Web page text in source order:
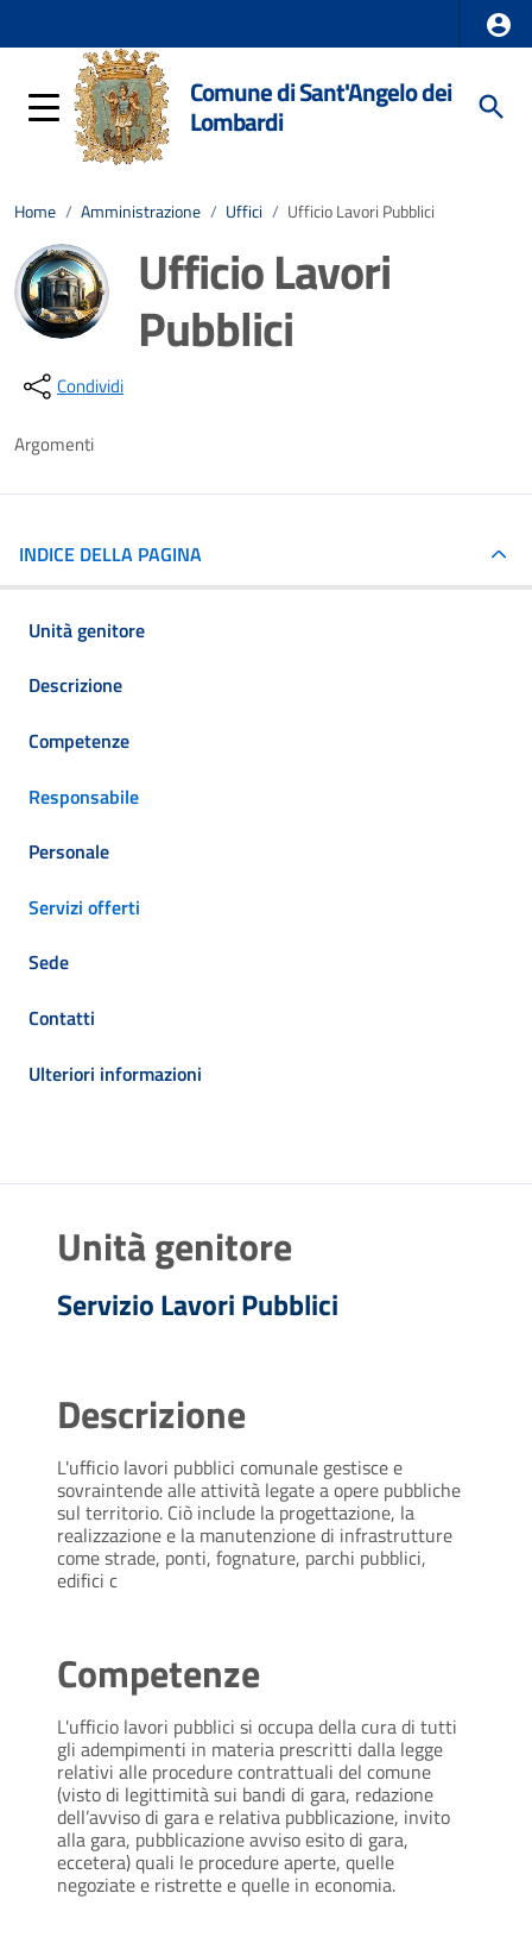
Comune di Sant'Angelo dei
Lombardi
Home / Amministrazione / Uffici / Ufficio Lavori Pubblici
Ufficio Lavori
Pubblici
Condividi
Argomenti
INDICE DELLA PAGINA
Unità genitore
Descrizione
Competenze
Responsabile
Personale
Servizi offerti
Sede
Contatti
Ulteriori informazioni
Unità genitore
Servizio Lavori Pubblici
Descrizione
L'ufficio lavori pubblici comunale gestisce e
sovraintende alle attività legate a opere pubbliche
sul territorio. Ciò include la progettazione, la
realizzazione e la manutenzione di infrastrutture
come strade, ponti, fognature, parchi pubblici,
edifici c
Competenze
L'ufficio lavori pubblici si occupa della cura di tutti
gli adempimenti in materia prescritti dalla legge
relativi alle procedure contrattuali del comune
(visto di legittimità sui bandi di gara, redazione
dell’avviso di gara e relativa pubblicazione, invito
alla gara, pubblicazione avviso esito di gara,
eccetera) quali le procedure aperte, quelle
negoziate e ristrette e quelle in economia.